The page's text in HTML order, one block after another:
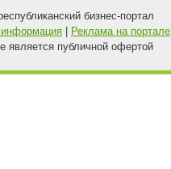
бизнес-портал
информация Реклама на портале
является публичной офертой